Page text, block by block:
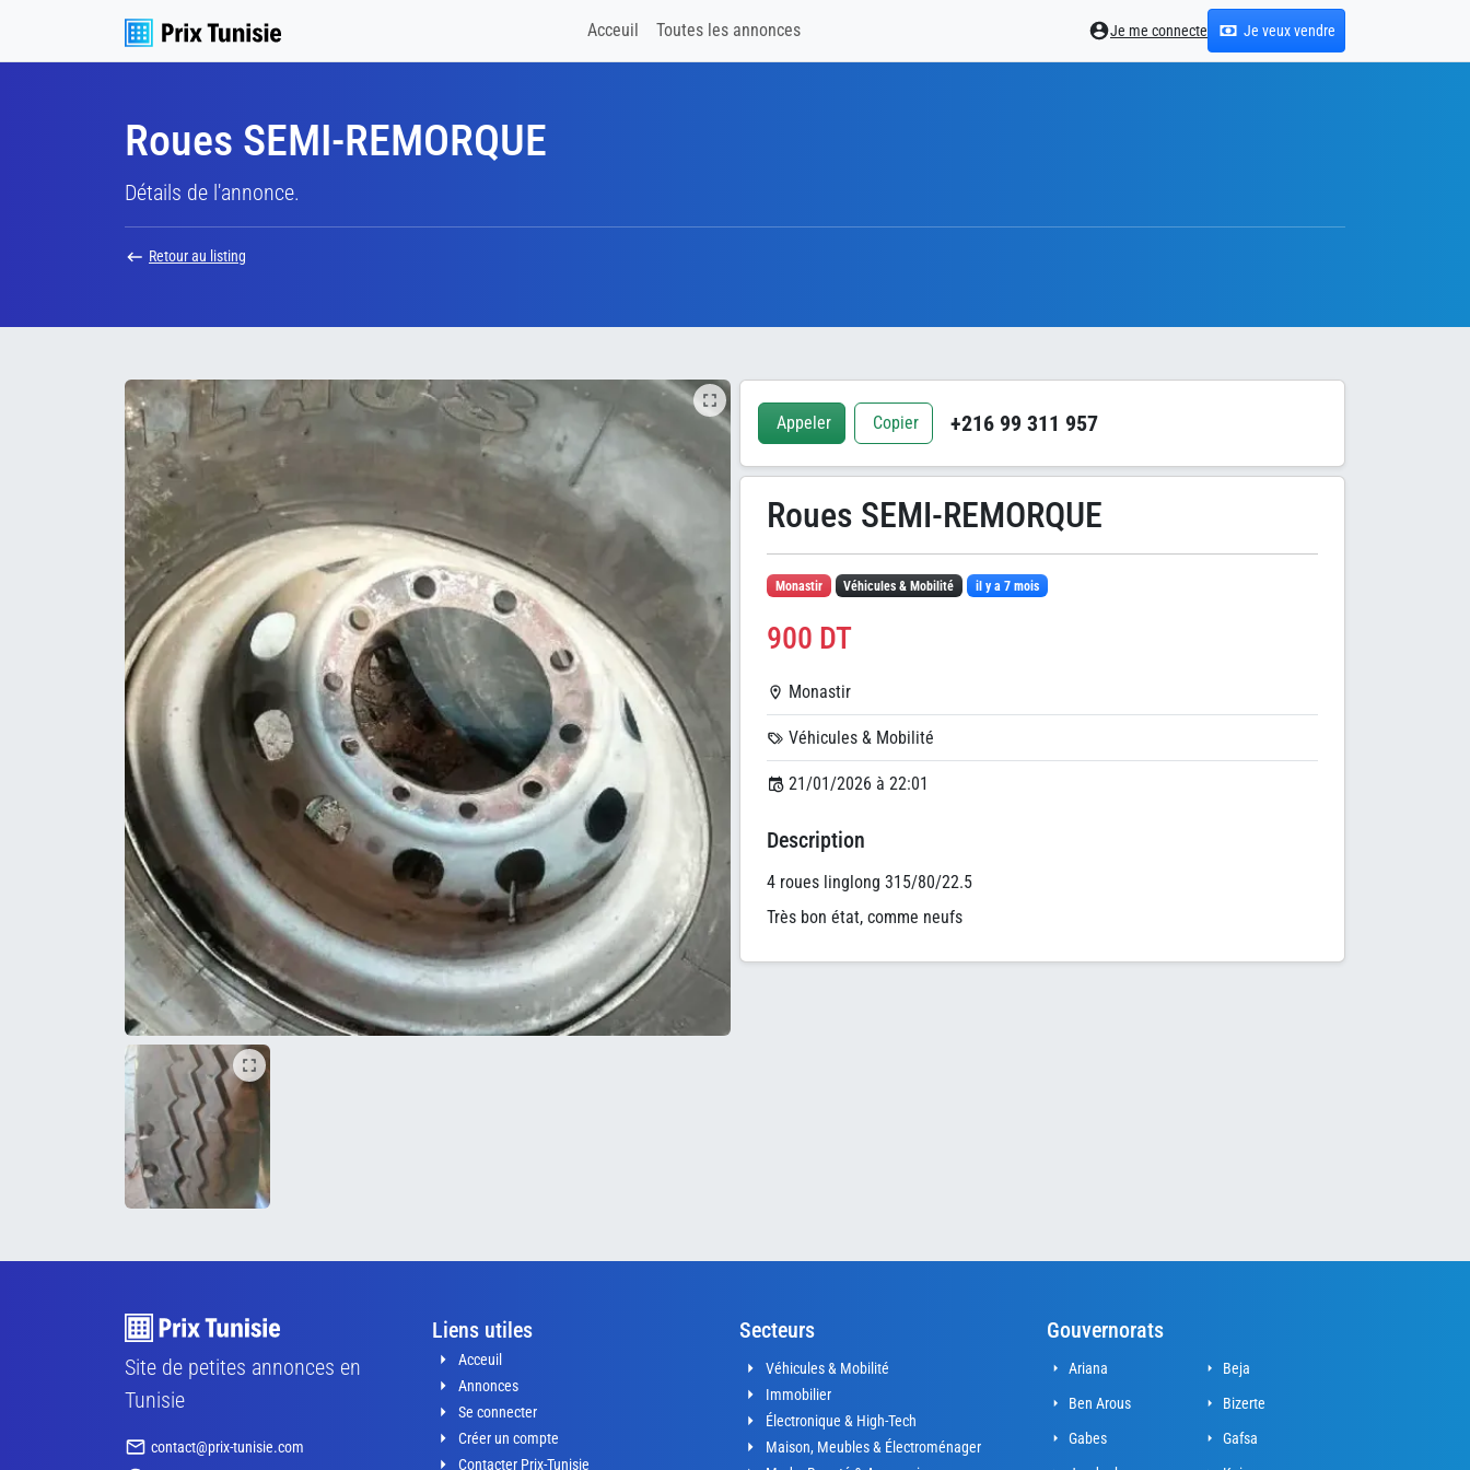
Acceuil Toutes les annonces Je me connecte Je veux vendre
Roues SEMI-REMORQUE
Détails de l'annonce.
Retour au listing
Appeler Copier +216 99 311 957
Roues SEMI-REMORQUE
Monastir Véhicules & Mobilité il y a 7 mois
900 DT
Monastir
Véhicules & Mobilité
21/01/2026 à 22:01
Description
4 roues linglong 315/80/22.5
Très bon état, comme neufs
Site de petites annonces en
Tunisie
contact@prix-tunisie.com
Liens utiles
Acceuil
Annonces
Se connecter
Créer un compte
Contacter Prix-Tunisie
Secteurs
Véhicules & Mobilité
Immobilier
Électronique & High-Tech
Maison, Meubles & Électroménager
Gouvernorats
Ariana
Beja
Ben Arous
Bizerte
Gabes
Gafsa